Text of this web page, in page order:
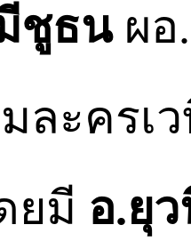
ชูธนผอ
ละครเ
ยมี อ.ยุ